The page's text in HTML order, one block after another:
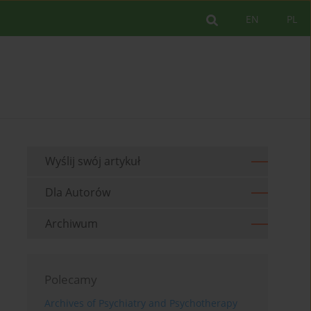
PL
EN
Wyślij swój artykuł
Dla Autorów
Archiwum
Polecamy
Archives of Psychiatry and Psychotherapy